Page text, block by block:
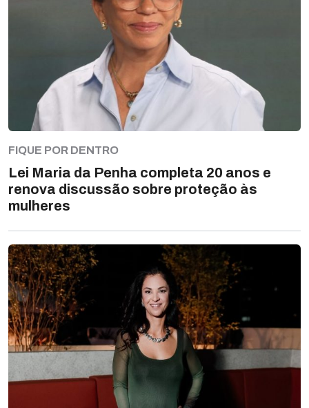
FIQUE POR DENTRO
Lei Maria da Penha completa 20 anos e
renova discussão sobre proteção às
mulheres